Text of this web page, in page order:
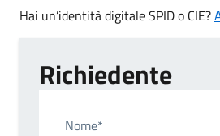
Hai un’identità digitale SPID o CIE?
Richiedente
Nome*